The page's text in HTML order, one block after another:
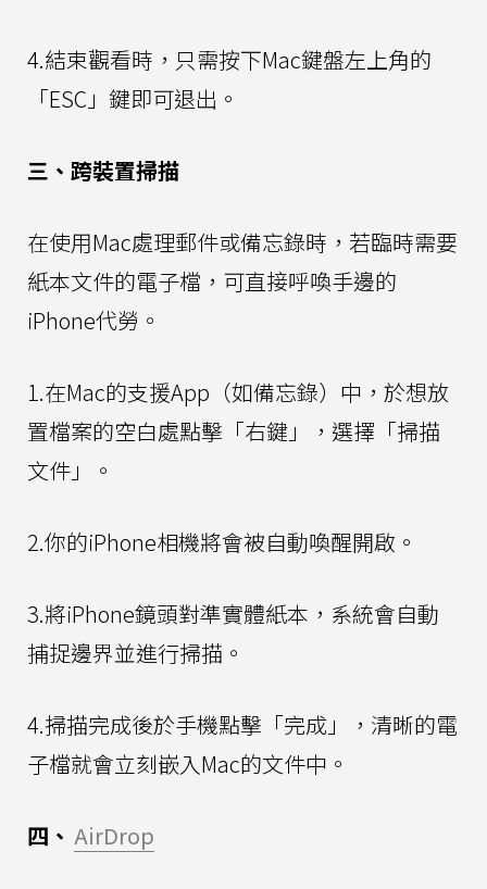
4.結束觀看時，只需按下Mac鍵盤左上角的
「ESC」鍵即可退出。
三、跨裝置掃描
在使用Mac處理郵件或備忘錄時，若臨時需要
紙本文件的電子檔，可直接呼喚手邊的
iPhone代勞。
1.在Mac的支援App（如備忘錄）中，於想放
置檔案的空白處點擊「右鍵」，選擇「掃描
文件」。
2.你的iPhone相機將會被自動喚醒開啟。
3.將iPhone鏡頭對準實體紙本，系統會自動
捕捉邊界並進行掃描。
4.掃描完成後於手機點擊「完成」，清晰的電
子檔就會立刻嵌入Mac的文件中。
四、 AirDrop